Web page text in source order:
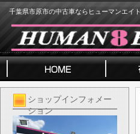
千葉県市原市の中古車ならヒューマンエイト
ショップインフォメー
ション